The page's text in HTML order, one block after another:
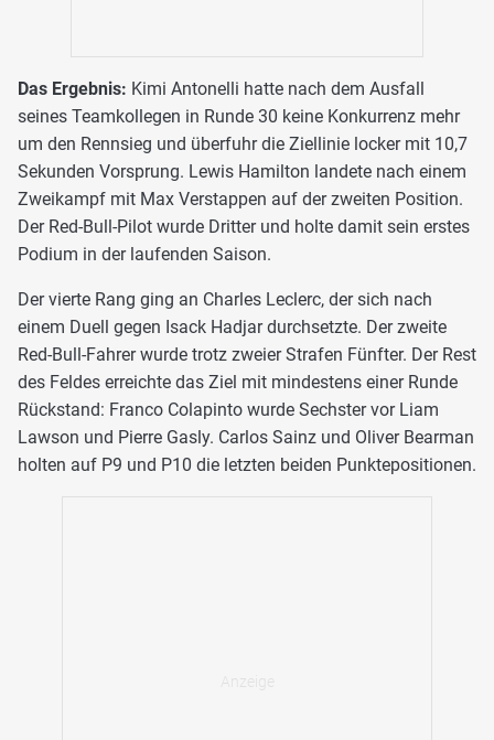
Das Ergebnis: Kimi Antonelli hatte nach dem Ausfall
seines Teamkollegen in Runde 30 keine Konkurrenz mehr
um den Rennsieg und überfuhr die Ziellinie locker mit 10,7
Sekunden Vorsprung. Lewis Hamilton landete nach einem
Zweikampf mit Max Verstappen auf der zweiten Position.
Der Red-Bull-Pilot wurde Dritter und holte damit sein erstes
Podium in der laufenden Saison.
Der vierte Rang ging an Charles Leclerc, der sich nach
einem Duell gegen Isack Hadjar durchsetzte. Der zweite
Red-Bull-Fahrer wurde trotz zweier Strafen Fünfter. Der Rest
des Feldes erreichte das Ziel mit mindestens einer Runde
Rückstand: Franco Colapinto wurde Sechster vor Liam
Lawson und Pierre Gasly. Carlos Sainz und Oliver Bearman
holten auf P9 und P10 die letzten beiden Punktepositionen.